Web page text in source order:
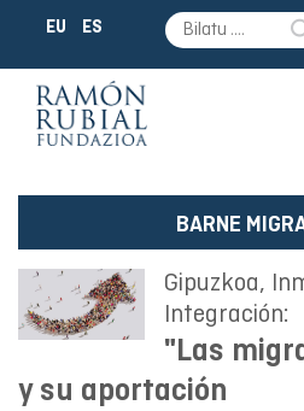
EU ES
BARNE
Gipuzkoa,
Integración:
"Las
y su aportación